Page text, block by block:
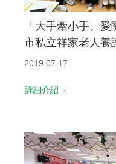
「大手牽小手。
市私立祥家老人養
2019.07.17
詳細介紹